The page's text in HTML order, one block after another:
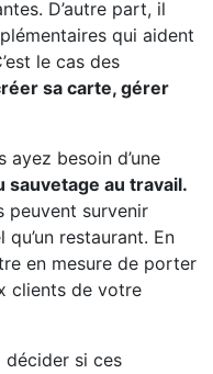
D’autre part, il
qui aident
le cas des
sa carte, gérer
besoin d’une
sauvetage au travail.
peuvent survenir
restaurant. En
en mesure de porter
clients de votre
décider si ces